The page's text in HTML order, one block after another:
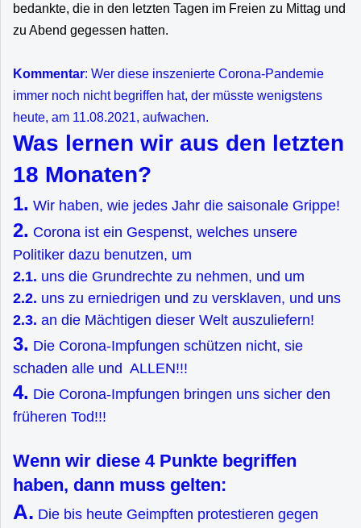
bedankte, die in den letzten Tagen im Freien zu Mittag und
zu Abend gegessen hatten.
Kommentar: Wer diese inszenierte Corona-Pandemie
immer noch nicht begriffen hat, der müsste wenigstens
heute, am 11.08.2021, aufwachen.
Was lernen wir aus den letzten
18 Monaten?
1. Wir haben, wie jedes Jahr die saisonale Grippe!
2. Corona ist ein Gespenst, welches unsere
Politiker dazu benutzen, um
2.1. uns die Grundrechte zu nehmen, und um
2.2. uns zu erniedrigen und zu versklaven, und uns
2.3. an die Mächtigen dieser Welt auszuliefern!
3. Die Corona-Impfungen schützen nicht, sie
schaden alle und ALLEN!!!
4. Die Corona-Impfungen bringen uns sicher den
früheren Tod!!!
Wenn wir diese 4 Punkte begriffen
haben, dann muss gelten:
A. Die bis heute Geimpften protestieren gegen